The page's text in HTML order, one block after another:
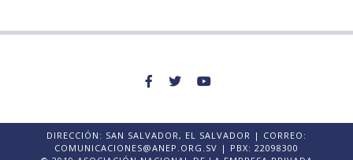
DIRECCIÓN: SAN SALVADOR, EL SALVADOR | CORREO:
COMUNICACIONES@ANEP.ORG.SV | PBX: 22098300